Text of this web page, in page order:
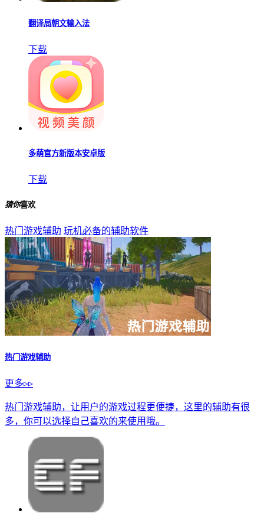
翻译局朝文输入法
下载
多萌官方新版本安卓版
下载
猜你喜欢
热门游戏辅助 玩机必备的辅助软件
热门游戏辅助
更多▹▹
热门游戏辅助，让用户的游戏过程更便捷，这里的辅助有很
多，你可以选择自己喜欢的来使用哦。